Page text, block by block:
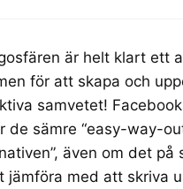
är helt klart ett
för att skapa och
samvetet!
de sämre “easy-way-
även om det på
jämföra med att skriva